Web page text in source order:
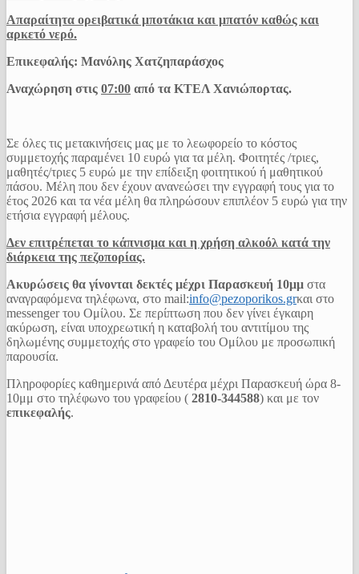
Απαραίτητα ορειβατικά μποτάκια και μπατόν καθώς και
αρκετό νερό.
Επικεφαλής: Μανόλης Χατζηπαράσχος
Αναχώρηση στις 07:00 από τα ΚΤΕΛ Χανιώπορτας.
Σε όλες τις μετακινήσεις μας με το λεωφορείο το κόστος
συμμετοχής παραμένει 10 ευρώ για τα μέλη. Φοιτητές /τριες,
μαθητές/τριες 5 ευρώ με την επίδειξη φοιτητικού ή μαθητικού
πάσου. Μέλη που δεν έχουν ανανεώσει την εγγραφή τους για το
έτος 2026 και τα νέα μέλη θα πληρώσουν επιπλέον 5 ευρώ για την
ετήσια εγγραφή μέλους.
Δεν επιτρέπεται το κάπνισμα και η χρήση αλκοόλ κατά την
διάρκεια της πεζοπορίας.
Ακυρώσεις θα γίνονται δεκτές μέχρι Παρασκευή 10μμ στα
αναγραφόμενα τηλέφωνα, στο mail:info@pezoporikos.grκαι στο
messenger του Ομίλου. Σε περίπτωση που δεν γίνει έγκαιρη
ακύρωση, είναι υποχρεωτική η καταβολή του αντιτίμου της
δηλωμένης συμμετοχής στο γραφείο του Ομίλου με προσωπική
παρουσία.
Πληροφορίες καθημερινά από Δευτέρα μέχρι Παρασκευή ώρα 8-
10μμ στο τηλέφωνο του γραφείου ( 2810-344588) και με τον
επικεφαλής.